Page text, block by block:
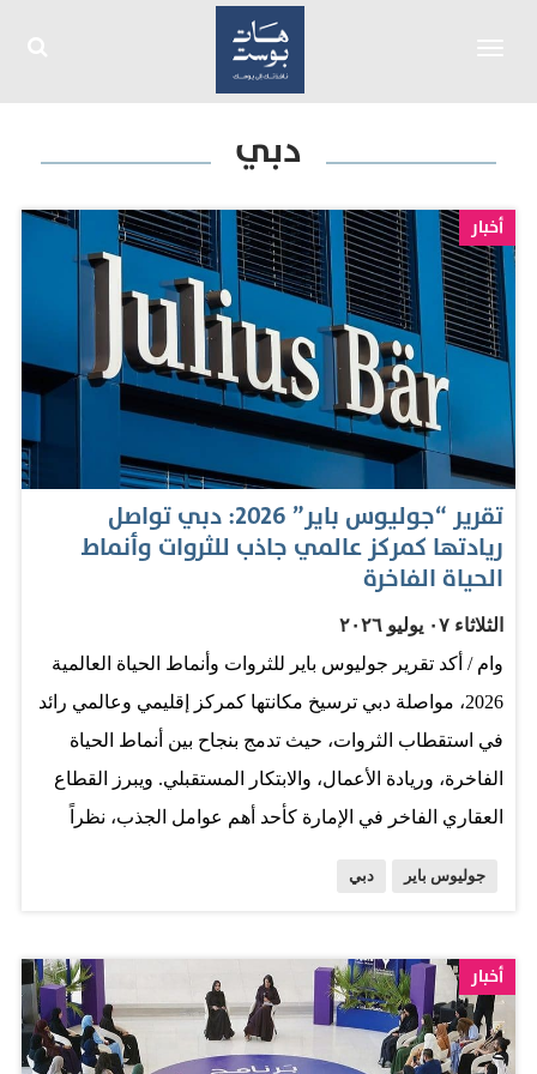
دبي
أخبار
تقرير “جوليوس باير” 2026: دبي تواصل
ريادتها كمركز عالمي جاذب للثروات وأنماط
الحياة الفاخرة
الثلاثاء ٠٧ يوليو ٢٠٢٦
وام / أكد تقرير جوليوس باير للثروات وأنماط الحياة العالمية
2026، مواصلة دبي ترسيخ مكانتها كمركز إقليمي وعالمي رائد
في استقطاب الثروات، حيث تدمج بنجاح بين أنماط الحياة
الفاخرة، وريادة الأعمال، والابتكار المستقبلي. ويبرز القطاع
العقاري الفاخر في الإمارة كأحد أهم عوامل الجذب، نظراً
المرتبطة بأنماط الحياة والواردة في التقرير، أن دبي تمثل
سوقاً تنافسية استثنائية للإنفاق على السلع والخدمات ذات
القيمة المرتفعة، مقدمة مزايا واضحة للمشترين عند مقارنتها
جوليوس باير دبي
أخبار